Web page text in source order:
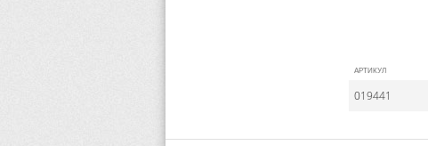
АРТИКУЛ
019441